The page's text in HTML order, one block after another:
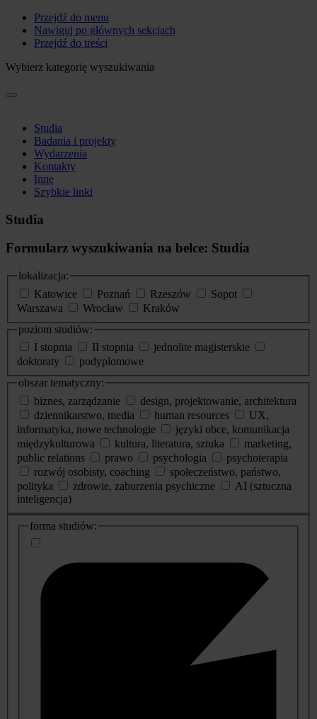
Przejdź do menu
Nawiguj po głównych sekcjach
Przejdź do treści
Wybierz kategorię wyszukiwania
Studia
Badania i projekty
Wydarzenia
Kontakty
Inne
Szybkie linki
Studia
Formularz wyszukiwania na belce: Studia
lokalizacja:
Katowice
Poznań Rzeszów
Sopot
Warszawa
Wrocław
Kraków
poziom studiów:
I stopnia
II stopnia
jednolite magisterskie
doktoraty
podyplomowe
obszar tematyczny:
biznes, zarządzanie
design, projektowanie, architektura
dziennikarstwo, media
human resources
UX,
informatyka, nowe technologie
języki obce, komunikacja
międzykulturowa
kultura, literatura, sztuka
marketing,
public relations
prawo psychologia
psychoterapia
rozwój osobisty, coaching
społeczeństwo, państwo,
polityka
zdrowie, zaburzenia psychiczne
AI (sztuczna
inteligencja)
dodatkowe
informacje
forma studiów: